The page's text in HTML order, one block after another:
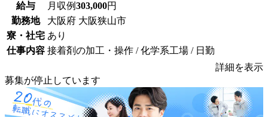
給与 月収例303,000円
勤務地
大阪府 大阪狭山市
寮・社宅 あり
仕事内容 接着剤の加工・操作 / 化学系工場 / 日勤
詳細を表示
募集が停止しています